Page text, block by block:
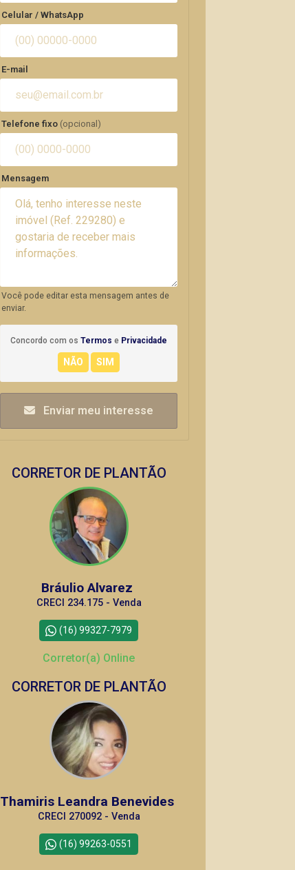
Celular / WhatsApp
E-mail
Telefone fixo (opcional)
Mensagem
Você pode editar esta mensagem antes de
enviar.
Concordo com os Termos e Privacidade
Enviar meu interesse
CORRETOR DE PLANTÃO
Bráulio Alvarez
CRECI 234.175 - Venda
(16) 99327-7979
Corretor(a) Online
CORRETOR DE PLANTÃO
Thamiris Leandra Benevides
CRECI 270092 - Venda
(16) 99263-0551